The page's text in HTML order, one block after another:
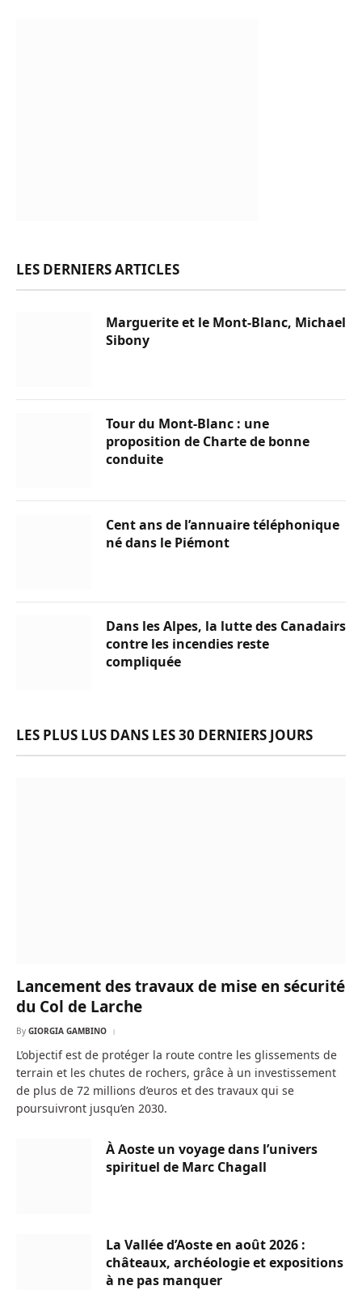
LES DERNIERS ARTICLES
Marguerite et le Mont-Blanc, Michael
Sibony
Tour du Mont-Blanc : une
proposition de Charte de bonne
conduite
Cent ans de l’annuaire téléphonique
né dans le Piémont
Dans les Alpes, la lutte des Canadairs
contre les incendies reste
compliquée
LES PLUS LUS DANS LES 30 DERNIERS JOURS
Lancement des travaux de mise en sécurité
du Col de Larche
By GIORGIA GAMBINO
L’objectif est de protéger la route contre les glissements de
terrain et les chutes de rochers, grâce à un investissement
de plus de 72 millions d’euros et des travaux qui se
poursuivront jusqu’en 2030.
À Aoste un voyage dans l’univers
spirituel de Marc Chagall
La Vallée d’Aoste en août 2026 :
châteaux, archéologie et expositions
à ne pas manquer